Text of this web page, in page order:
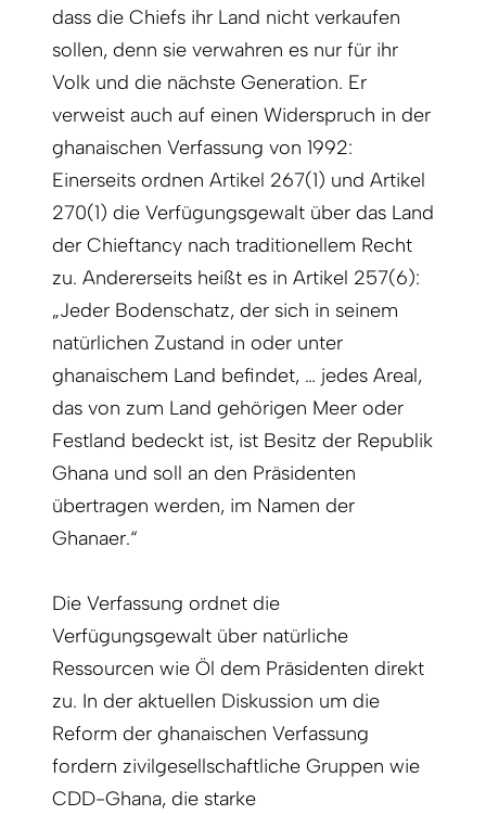
dass die Chiefs ihr Land nicht verkaufen
sollen, denn sie verwahren es nur für ihr
Volk und die nächste Generation. Er
verweist auch auf einen Widerspruch in der
ghanaischen Verfassung von 1992:
Einerseits ordnen Artikel 267(1) und Artikel
270(1) die Verfügungsgewalt über das Land
der Chief­tancy nach traditionellem Recht
zu. Andererseits heißt es in Artikel 257(6):
„Jeder Bodenschatz, der sich in seinem
natürlichen Zustand in oder unter
ghanaischem Land befindet, … jedes Areal,
das von zum Land gehörigen Meer oder
Festland bedeckt ist, ist Besitz der Republik
Ghana und soll an den Präsidenten
übertragen werden, im Namen der
Ghanaer.“
Die Verfassung ordnet die
Verfügungsgewalt über natürliche
Ressourcen wie Öl dem Präsidenten direkt
zu. In der aktuellen Diskussion um die
Reform der ghanaischen Verfassung
fordern zivilgesellschaftliche Gruppen wie
CDD-Ghana, die starke